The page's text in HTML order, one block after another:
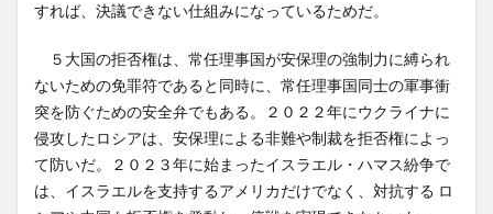
すれば、決議できない仕組みになっているためだ。
５大国の拒否権は、常任理事国が安保理の強制力に縛られ
ないための免罪符であると同時に、常任理事国同士の軍事衝
突を防ぐための安全弁でもある。２０２２年にウクライナに
侵攻したロシアは、安保理による非難や制裁を拒否権によっ
て防いだ。２０２３年に始まったイスラエル・ハマス紛争で
は、イスラエルを支持するアメリカだけでなく、対抗する ロ